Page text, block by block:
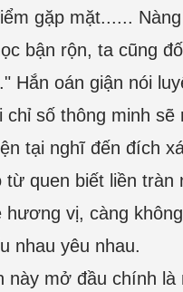
gặp mặt......
bận rộn, ta cũng
Hắn oán giận nói
chỉ số thông minh sẽ
tại nghĩ đến đích
từ quen biết liền tràn
hương vị, càng
nhau yêu nhau.
này mở đầu chính là